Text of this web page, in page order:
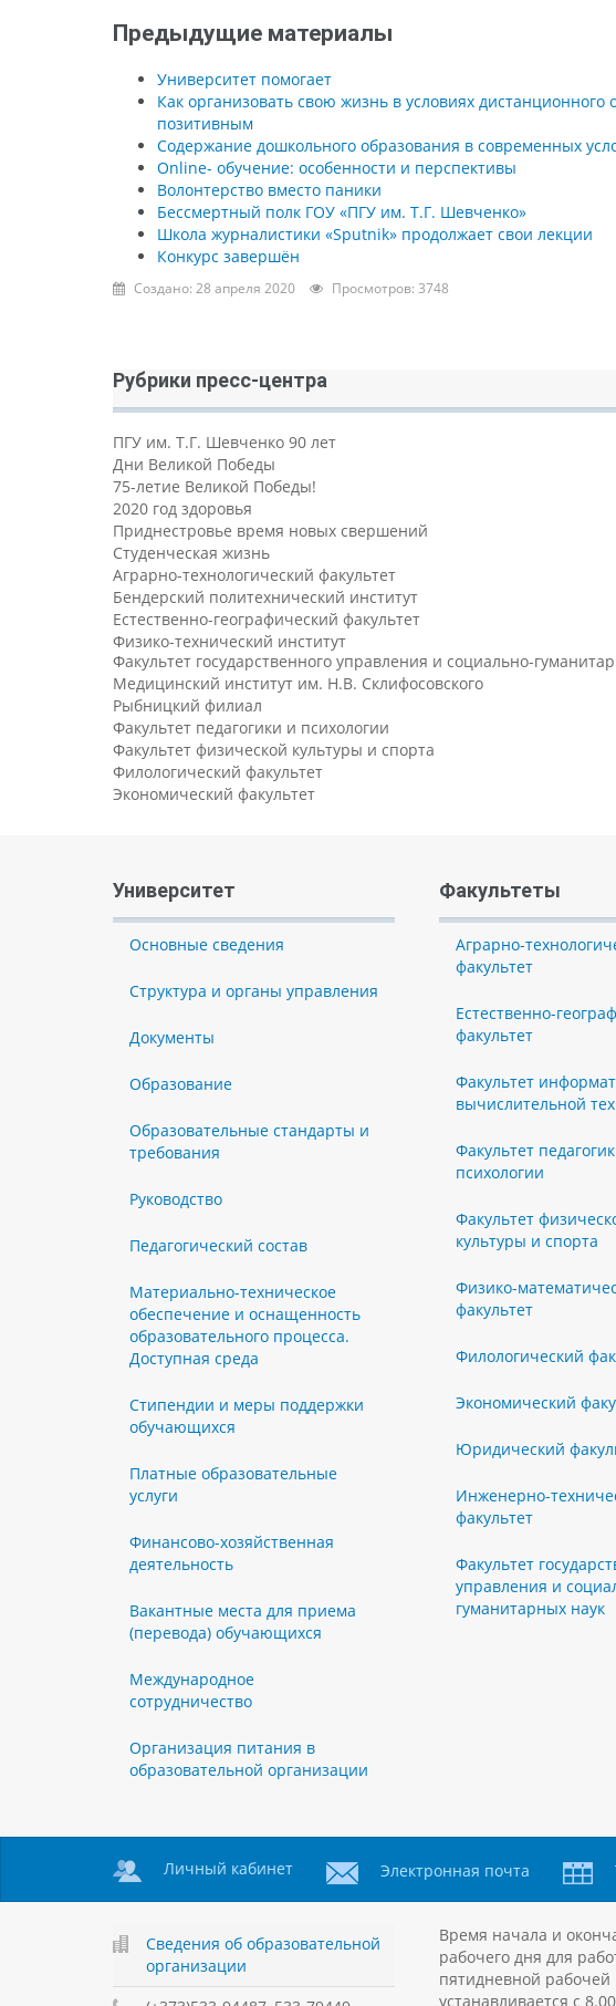
Предыдущие материалы
Университет помогает
Как организовать свою жизнь в условиях
позитивным
Содержание дошкольного образования в современных
Online- обучение: особенности и перспективы
Волонтерство вместо паники
Бессмертный полк ГОУ «ПГУ им. Т.Г. Шевченко»
Школа журналистики «Sputnik» продолжает свои лекции
Конкурс завершён
Создано: 28 апреля 2020 Просмотров: 3748
Рубрики пресс-центра
ПГУ им. Т.Г. Шевченко 90 лет
Дни Великой Победы
75-летие Великой Победы!
2020 год здоровья
Приднестровье время новых свершений
Студенческая жизнь
Аграрно-технологический факультет
Бендерский политехнический институт
Естественно-географический факультет
Физико-технический институт
Факультет государственного управления и социально-
Медицинский институт им. Н.В. Склифосовского
Рыбницкий филиал
Факультет педагогики и психологии
Факультет физической культуры и спорта
Филологический факультет
Экономический факультет
Университет
Основные сведения
Структура и органы управления
Документы
Образование
Образовательные стандарты и
требования
Руководство
Педагогический состав
Материально-техническое
обеспечение и оснащенность
образовательного процесса.
Доступная среда
Стипендии и меры поддержки
обучающихся
Платные образовательные
услуги
Финансово-хозяйственная
деятельность
Вакантные места для приема
(перевода) обучающихся
Международное
сотрудничество
Организация питания в
образовательной организации
Факультеты
Аграрно-
факультет
Естественно-
факультет
Факультет
вычислительной
Факультет
психологии
Факультет
культуры и спорта
Физико-
факультет
Филологический
Экономический
Юридический
Инженерно-
факультет
Факультет
управления и
гуманитарных наук
Личный кабинет Электронная почта
Сведения об образовательной
организации
Время начала и
рабочего дня для
пятидневной рабочей
устанавливается с